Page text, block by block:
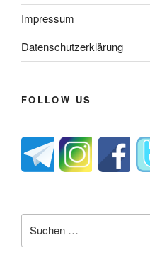
Impressum
Datenschutzerklärung
FOLLOW US
nach: